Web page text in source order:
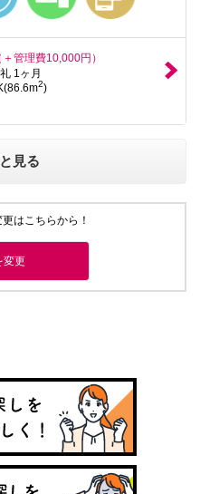
＋管理費10,000円）
1ヶ月
2)
見る
はこちらから！
変更